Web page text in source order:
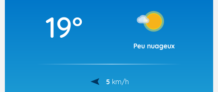
19°
Peu nuageux
5 km/h